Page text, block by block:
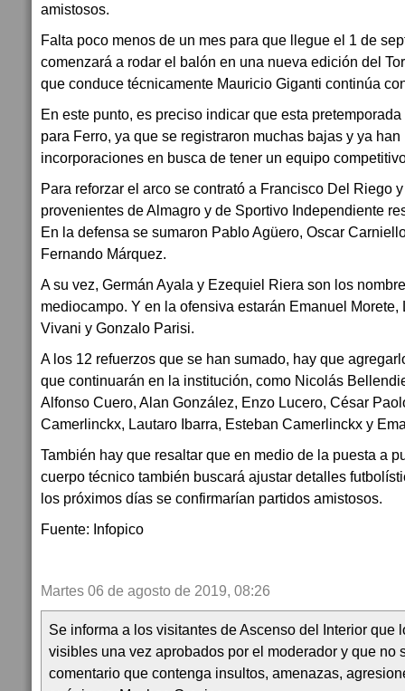
amistosos.
Falta poco menos de un mes para que llegue el 1 de
comenzará a rodar el balón en una nueva edición del
que conduce técnicamente Mauricio Giganti continúa
En este punto, es preciso indicar que esta
para Ferro, ya que se registraron muchas bajas y ya
incorporaciones en busca de tener un equipo
Para reforzar el arco se contrató a Francisco Del Riego
provenientes de Almagro y de Sportivo Independiente
En la defensa se sumaron Pablo Agüero, Oscar
Fernando Márquez.
A su vez, Germán Ayala y Ezequiel Riera son los
mediocampo. Y en la ofensiva estarán Emanuel
Vivani y Gonzalo Parisi.
A los 12 refuerzos que se han sumado, hay que
que continuarán en la institución, como Nicolás
Alfonso Cuero, Alan González, Enzo Lucero, César
Camerlinckx, Lautaro Ibarra, Esteban Camerlinckx y
También hay que resaltar que en medio de la puesta a
cuerpo técnico también buscará ajustar detalles
los próximos días se confirmarían partidos amistosos.
Fuente: Infopico
Martes 06 de agosto de 2019, 08:26
Se informa a los visitantes de Ascenso del Interior que
visibles una vez aprobados por el moderador y que no
comentario que contenga insultos, amenazas,